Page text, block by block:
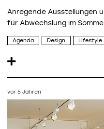
Anregende Ausstellungen
für Abwechslung im
Agenda Design Lifestyle
vor 5 Jahren